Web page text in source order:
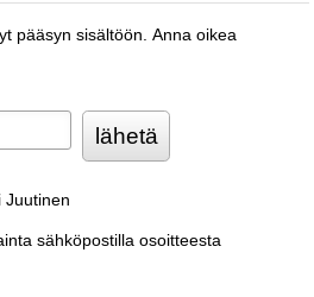
pääsyn sisältöön. Anna oikea
Juutinen
sähköpostilla osoitteesta